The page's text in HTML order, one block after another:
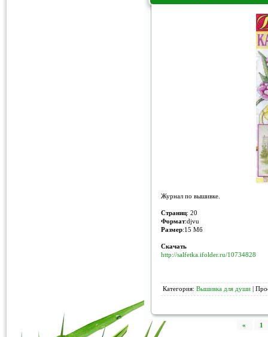
Журнал по вышивке.
Страниц: 20
Формат:djvu
Размер:15 Мб
Скачать
http://salfetka.ifolder.ru/10734828
Категория: Вышивка для души |
« 1